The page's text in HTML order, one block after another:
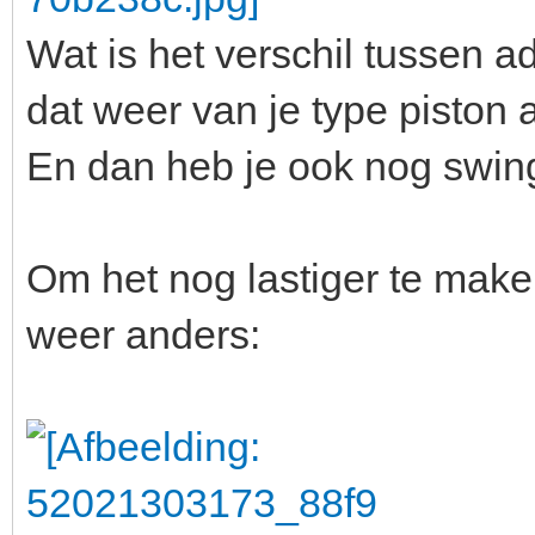
Wat is het verschil tussen
dat weer van je type piston
En dan heb je ook nog
Om het nog lastiger te
weer anders: